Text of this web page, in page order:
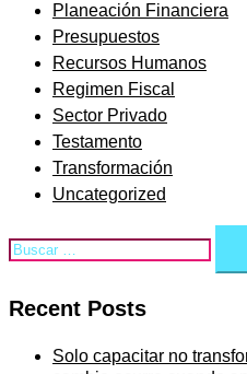
Planeación Financiera
Presupuestos
Recursos Humanos
Regimen Fiscal
Sector Privado
Testamento
Transformación
Uncategorized
Buscar:
Recent Posts
Solo capacitar no